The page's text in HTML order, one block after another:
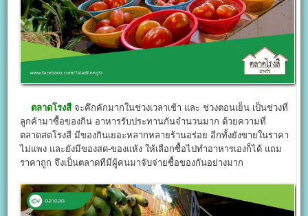
ตลาดโรงสีจะคึกคักมากในช่วงเวลาเช้า และ ช่วงตอนเย็น เป็นช่วงที่
ลูกค้ามาซื้อของกิน อาหารรับประทานกันจำนวนมาก ด้วยความที่
ตลาดสดโรงสี มีของกินเยอะหลากหลายร้านอร่อย อีกทั้งยังขายในราคา
ไม่แพง และยังมีของสด-ของแห้ง ให้เลือกซื้อไปทำอาหารเองก็ได้ แถม
ราคาถูก จึงเป็นตลาดทีมีผู้คนมาจับจ่ายซื้อของกันอย่างมาก